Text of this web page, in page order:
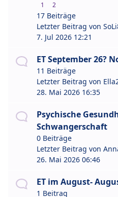
1 2
17 Beiträge
Letzter Beitrag von
7. Jul 2026 12:21
ET September 26?
11 Beiträge
Letzter Beitrag von
28. Mai 2026 16:35
Psychische
Schwangerschaft
0 Beiträge
Letzter Beitrag von
26. Mai 2026 06:46
ET im August-
1 Beitrag